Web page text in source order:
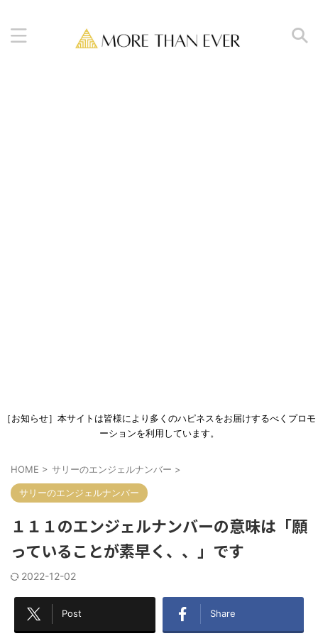
［お知らせ］本サイトは皆様により多くのハピネスをお届けするべくプロモ
ーションを利用しています。
HOME > サリーのエンジェルナンバー >
サリーのエンジェルナンバー
１１１のエンジェルナンバーの意味は「願
っていることが素早く、、」です
2022-12-02
Post Share